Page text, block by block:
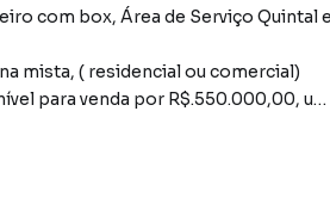
box, Área de Serviço Quintal e
para venda por R$.550.000,00, uma
Corretores.